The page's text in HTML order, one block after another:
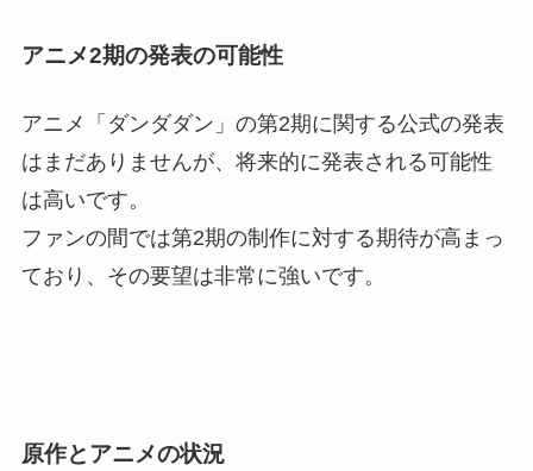
アニメ2期の発表の可能性
アニメ「ダンダダン」の第2期に関する公式の発表
はまだありませんが、将来的に発表される可能性
は高いです。
ファンの間では第2期の制作に対する期待が高まっ
ており、その要望は非常に強いです。
原作とアニメの状況